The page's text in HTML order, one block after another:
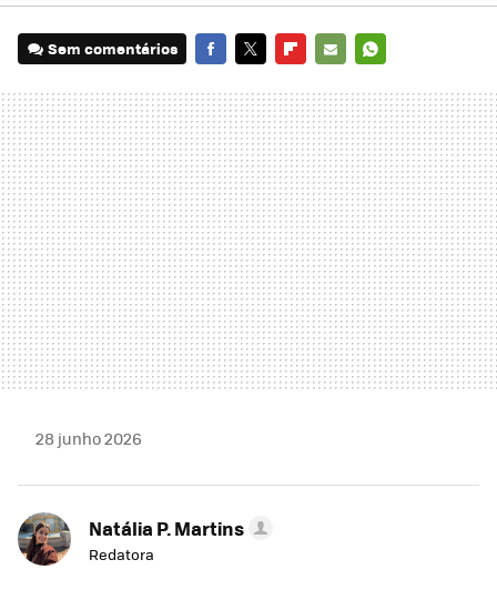
Sem comentários
MAIL
28 junho 2026
Natália P. Martins
Redatora